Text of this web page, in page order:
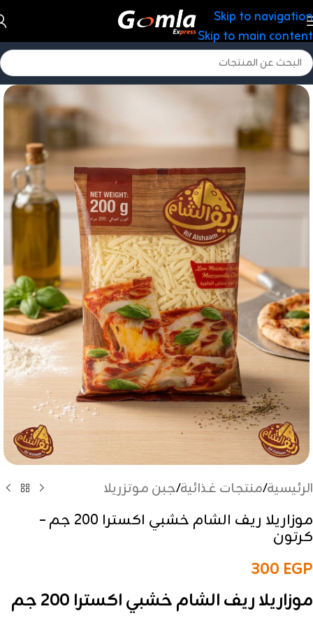
Skip to navigation
Skip to main content
الرئيسية/منتجات غذائية/جبن موتزريلا
موزاريلا ريف الشام خشبي اكسترا 200 جم –
كرتون
300 EGP
موزاريلا ريف الشام خشبي اكسترا 200 جم